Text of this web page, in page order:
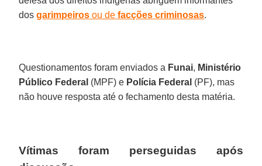
dosgarimpeiros ou de facções criminosas.
Questionamentos foram enviados a Funai, Ministério
Público Federal (MPF) e Polícia Federal (PF), mas
não houve resposta até o fechamento desta matéria.
Vítimas foram perseguidas após